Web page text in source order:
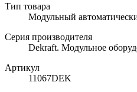
Тип товара
Модульный
Серия производителя
Dekraft. Модульное
Артикул
11067DEK